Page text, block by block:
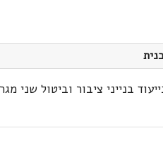
בנייני ציבור וביטול שני